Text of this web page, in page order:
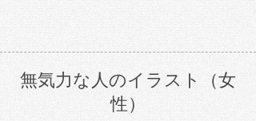
無気力な人のイラスト（女
性）